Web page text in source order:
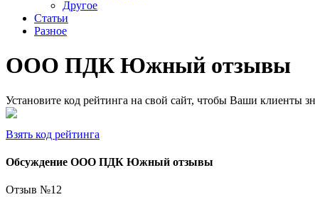
Другое
Статьи
Разное
ООО ПДК Южный отзывы
Установите код рейтинга на свой сайт, чтобы Ваши клиенты
Взять код рейтинга
Обсуждение ООО ПДК Южный отзывы
Отзыв №12